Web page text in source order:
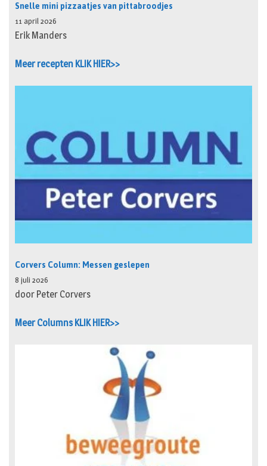
Snelle mini pizzaatjes van pittabroodjes
11 april 2026
Erik Manders
Meer recepten KLIK HIER>>
Corvers Column: Messen geslepen
8 juli 2026
door Peter Corvers
Meer Columns KLIK HIER>>